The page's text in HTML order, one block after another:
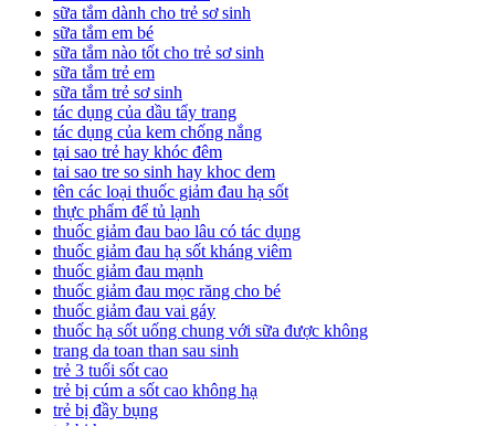
sữa tắm dành cho trẻ sơ sinh
sữa tắm em bé
sữa tắm nào tốt cho trẻ sơ sinh
sữa tắm trẻ em
sữa tắm trẻ sơ sinh
tác dụng của dầu tẩy trang
tác dụng của kem chống nắng
tại sao trẻ hay khóc đêm
tai sao tre so sinh hay khoc dem
tên các loại thuốc giảm đau hạ sốt
thực phẩm để tủ lạnh
thuốc giảm đau bao lâu có tác dụng
thuốc giảm đau hạ sốt kháng viêm
thuốc giảm đau mạnh
thuốc giảm đau mọc răng cho bé
thuốc giảm đau vai gáy
thuốc hạ sốt uống chung với sữa được không
trang da toan than sau sinh
trẻ 3 tuổi sốt cao
trẻ bị cúm a sốt cao không hạ
trẻ bị đầy bụng